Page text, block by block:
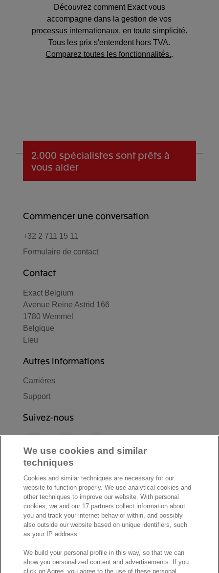
Découvrez comment Exact vous
accompagne dans la gestion de vos
processus internationaux, en toute simplicité.
Tous les prix s'entendent hors TVA.
Comparez toutes les fonctionnalités..
2.000 spécialistes sont prêts à
vous aider
Commencer une conversation
+32 2 711 15 11
Formulaire de contact
Contact
Exact Belgium
Avenue Reine Astrid 166
1780 Wemmel
Belgique
Lieu
Autres informations
Carrières
Support
Suivez-nous
F
a
c
o
o
k
L
i
n
e
d
I
n
Y
o
b
e
n
s
t
a
g
r
a
m
S
p
o
t
i
f
y
© Exact 2026
Cookie statement
Cookie settings
We use cookies and similar
techniques
Cookies and similar techniques are necessary for our
website to function properly. We use analytical cookies and
other techniques to improve our website. With personal
cookies, we and our 17 partners collect information about
you and track your internet behavior within, and possibly
also outside our website based on unique identifiers, such
as your IP address.
We build your personal profile in this way, so that we can
show you personalized content and advertisements. If you
click on Agree, you agree to the use of these personal